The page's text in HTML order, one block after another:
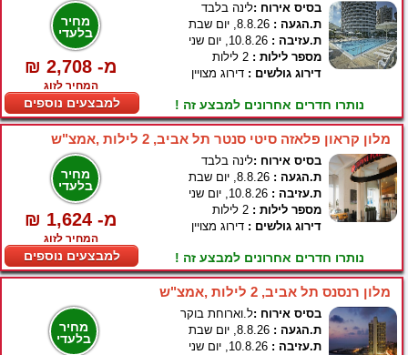
מחיר
בלעדי
₪ 2,708 -מ
המחיר לזוג
למבצעים נוספים
בסיס אירוח :לינה בלבד
ת.הגעה :
ת.עזיבה :
מספר לילות :
דירוג גולשים : דירוג מצויין
נותרו חדרים אחרונים למבצע זה !
מלון קראון פלאזה סיטי סנטר תל אביב, 2 לילות ,אמצ"ש
מחיר
בלעדי
₪ 1,624 -מ
המחיר לזוג
למבצעים נוספים
בסיס אירוח :לינה בלבד
ת.הגעה :
ת.עזיבה :
מספר לילות :
דירוג גולשים : דירוג מצויין
נותרו חדרים אחרונים למבצע זה !
מלון רנסנס תל אביב, 2 לילות ,אמצ"ש
מחיר
בלעדי
בסיס אירוח :ל.וארוחת בוקר
ת.הגעה :
ת.עזיבה :